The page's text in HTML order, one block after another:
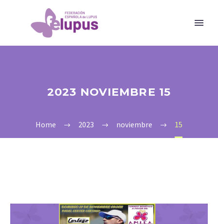
2023 NOVIEMBRE 15
Home 2023 noviembre 15